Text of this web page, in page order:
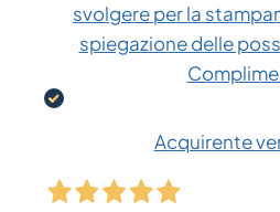
svolgere per la
spiegazione delle
Acquirente